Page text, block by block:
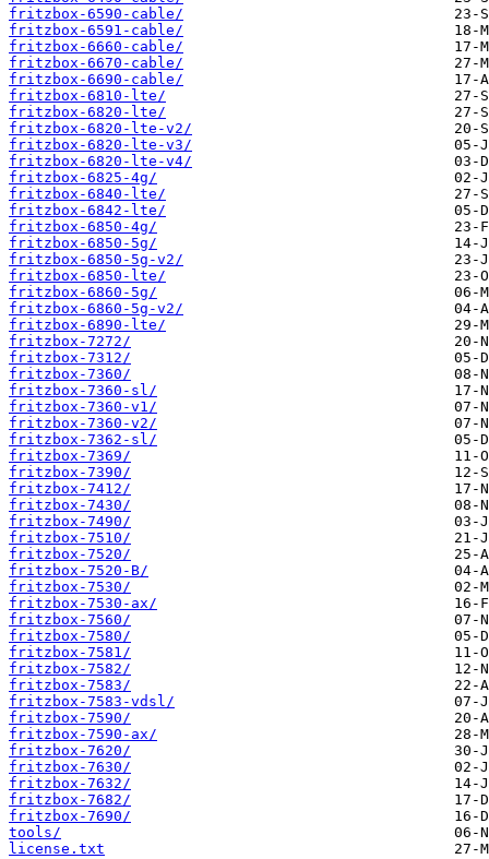
fritzbox-6590-cable/
fritzbox-6591-cable/
fritzbox-6660-cable/
fritzbox-6670-cable/
fritzbox-6690-cable/
fritzbox-6810-lte/
fritzbox-6820-lte/
fritzbox-6820-lte-v2/
fritzbox-6820-lte-v3/
fritzbox-6820-lte-v4/
fritzbox-6825-4g/
fritzbox-6840-lte/
fritzbox-6842-lte/
fritzbox-6850-4g/
fritzbox-6850-5g/
fritzbox-6850-5g-v2/
fritzbox-6850-lte/
fritzbox-6860-5g/
fritzbox-6860-5g-v2/
fritzbox-6890-lte/
fritzbox-7272/
fritzbox-7312/
fritzbox-7360/
fritzbox-7360-sl/
fritzbox-7360-v1/
fritzbox-7360-v2/
fritzbox-7362-sl/
fritzbox-7369/
fritzbox-7390/
fritzbox-7412/
fritzbox-7430/
fritzbox-7490/
fritzbox-7510/
fritzbox-7520/
fritzbox-7520-B/
fritzbox-7530/
fritzbox-7530-ax/
fritzbox-7560/
fritzbox-7580/
fritzbox-7581/
fritzbox-7582/
fritzbox-7583/
fritzbox-7583-vdsl/
fritzbox-7590/
fritzbox-7590-ax/
fritzbox-7620/
fritzbox-7630/
fritzbox-7632/
fritzbox-7682/
fritzbox-7690/
tools/
license.txt